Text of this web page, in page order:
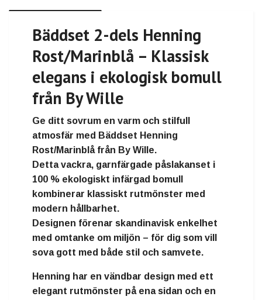
Bäddset 2-dels Henning
Rost/Marinblå – Klassisk
elegans i ekologisk bomull
från By Wille
Ge ditt sovrum en varm och stilfull
atmosfär med Bäddset Henning
Rost/Marinblå från By Wille.
Detta vackra, garnfärgade påslakanset i
100 % ekologiskt infärgad bomull
kombinerar klassiskt rutmönster med
modern hållbarhet.
Designen förenar skandinavisk enkelhet
med omtanke om miljön – för dig som vill
sova gott med både stil och samvete.
Henning har en vändbar design med ett
elegant rutmönster på ena sidan och en